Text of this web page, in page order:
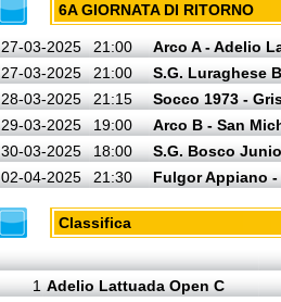
6A GIORNATA DI RITORNO
27-03-2025 21:00 Arco A - Adelio
27-03-2025
21:00 S.G. Luraghese
28-03-2025
21:15 Socco 1973 -
29-03-2025
19:00 Arco B - San
30-03-2025
18:00 S.G. Bosco
02-04-2025
21:30 Fulgor Appiano
Classifica
1 Adelio Lattuada Open C